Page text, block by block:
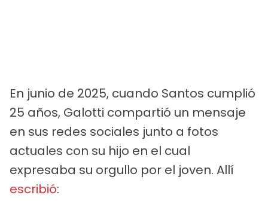
En junio de 2025, cuando Santos cumplió
25 años, Galotti compartió un mensaje
en sus redes sociales junto a fotos
actuales con su hijo en el cual
expresaba su orgullo por el joven. Allí
escribió: